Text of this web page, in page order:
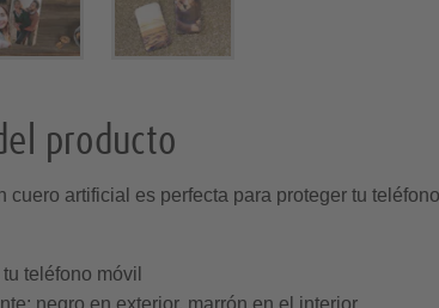
producto
cuero artificial es perfecta para proteger tu
teléfono móvil
negro en exterior, marrón en el interior